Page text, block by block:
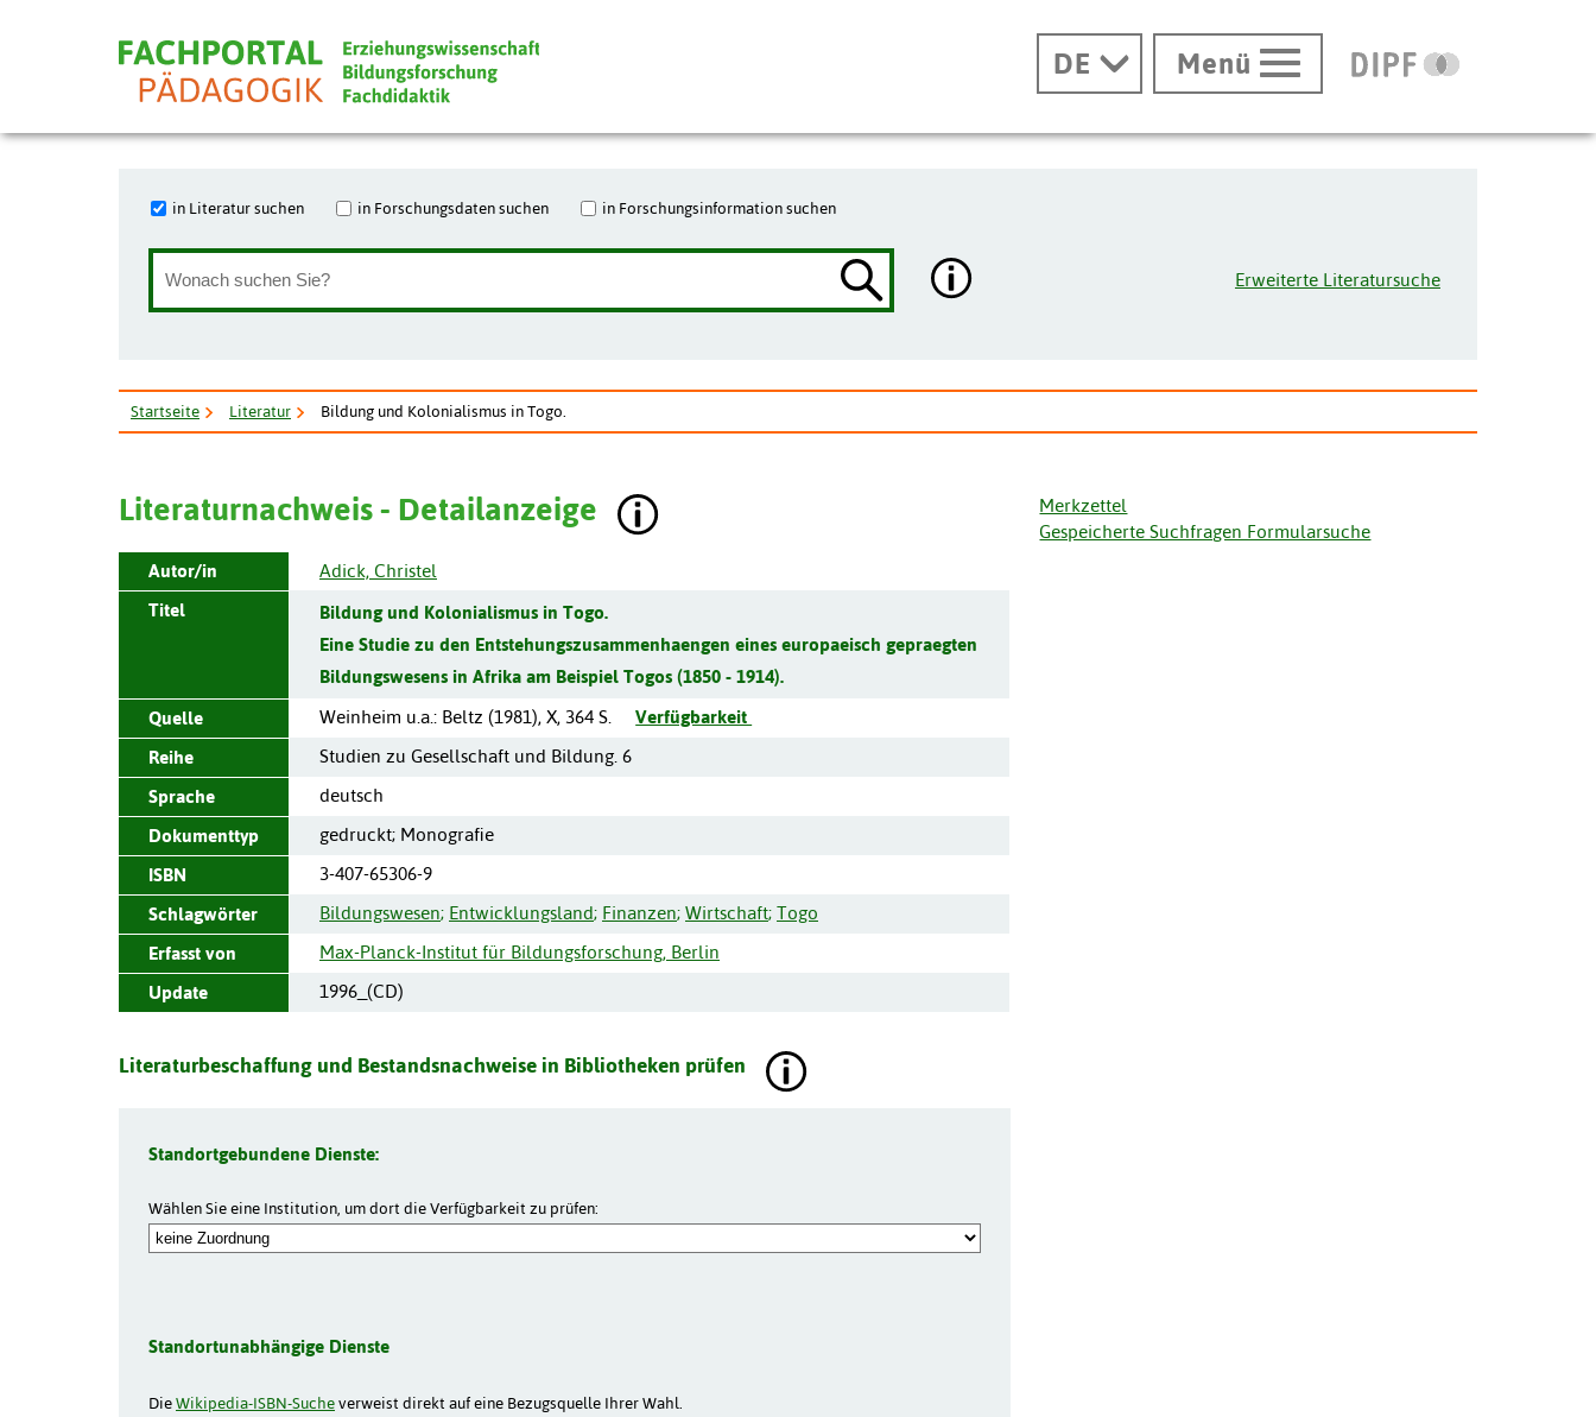
DE Menü
in Literatur suchen in Forschungsdaten suchen in Forschungsinformation suchen
Erweiterte Literatursuche
Startseite Literatur Bildung und Kolonialismus in Togo.
Literaturnachweis - Detailanzeige
Merkzettel
Gespeicherte Suchfragen Formularsuche
Autor/in
Adick, Christel
Titel
Bildung und Kolonialismus in Togo.
Eine Studie zu den Entstehungszusammenhaengen eines europaeisch gepraegten
Bildungswesens in Afrika am Beispiel Togos (1850 - 1914).
Quelle Weinheim u.a.: Beltz (1981), X, 364 S.
Verfügbarkeit
Reihe
Studien zu Gesellschaft und Bildung. 6
Sprache
deutsch
Dokumenttyp
gedruckt; Monografie
ISBN
3-407-65306-9
Schlagwörter
Bildungswesen; Entwicklungsland; Finanzen; Wirtschaft; Togo
Erfasst von
Max-Planck-Institut für Bildungsforschung, Berlin
Update
1996_(CD)
Literaturbeschaffung und Bestandsnachweise in Bibliotheken prüfen
Standortgebundene Dienste:
Wählen Sie eine Institution, um dort die Verfügbarkeit zu prüfen:
Standortunabhängige Dienste
DieWikipedia-ISBN-Sucheverweist direkt auf eine Bezugsquelle Ihrer Wahl.